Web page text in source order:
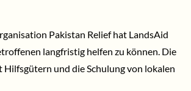
Pakistan Relief hat LandsAid
langfristig helfen zu können. Die
und die Schulung von lokalen